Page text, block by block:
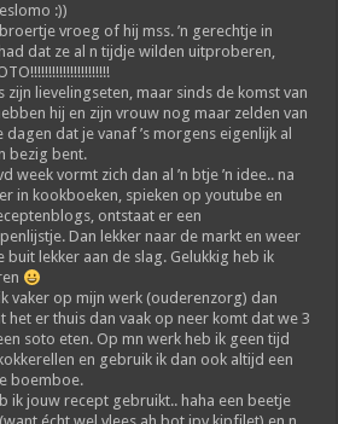
:))
vroeg of hij mss. ’n gerechtje in
dat ze al n tijdje wilden uitproberen,
zijn lievelingseten, maar sinds de komst van
hij en zijn vrouw nog maar zelden van
dagen dat je vanaf ’s morgens eigenlijk al
bezig bent.
week vormt zich dan al ’n btje ’n idee.. na
in kookboeken, spieken op youtube en
ontstaat er een
Dan lekker naar de markt en weer
buit lekker aan de slag. Gelukkig heb ik
vaker op mijn werk (ouderenzorg) dan
het er thuis dan vaak op neer komt dat we 3
soto eten. Op mn werk heb ik geen tijd
en gebruik ik dan ook altijd een
boemboe.
ik jouw recept gebruikt.. haha een beetje